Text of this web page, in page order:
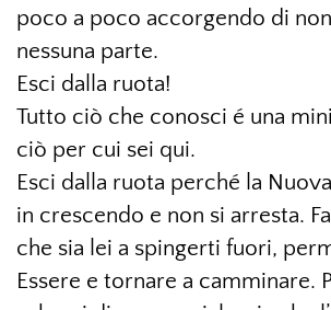
poco a poco accorgendo di
nessuna parte.
Esci dalla ruota!
Tutto ciò che conosci é una
ciò per cui sei qui.
Esci dalla ruota perché la
in crescendo e non si arresta.
che sia lei a spingerti fuori,
Essere e tornare a camminare.